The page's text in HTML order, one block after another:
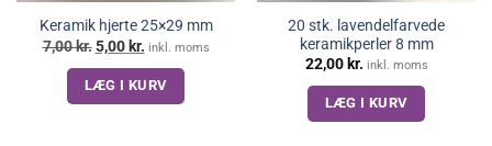
Keramik hjerte 25×29 mm
7,00kr. Den
oprindelige
pris
var:
7,00 kr..
5,00 kr. Den
aktuelle
pris
er:
5,00 kr..
inkl. moms
LÆG I KURV
20 stk. lavendelfarvede
keramikperler 8 mm
22,00 kr. inkl. moms
LÆG I KURV